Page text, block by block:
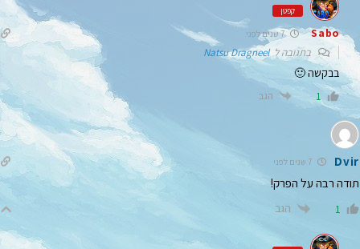
קפטן
Sabo 7 שנים לפני
בתגובה לNatsu Dragneel
בבקשה 🙂
1 הגב
Dvir
תודה רבה על הפרק!
1 הגב